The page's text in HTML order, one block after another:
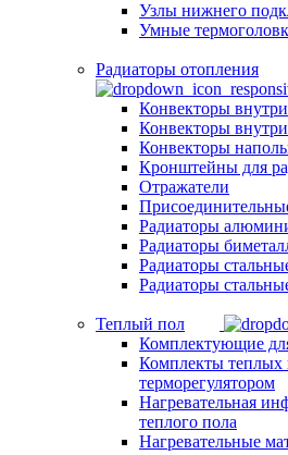
Узлы нижнего
Умные
Радиаторы отопления
Конвекторы
Конвекторы
Конвекторы
Кронштейны для
Отражатели
Радиаторы
Радиаторы
Радиаторы
Радиаторы
Теплый пол
Комплектующие
Комплекты теплых
терморегулятором
Нагревательная
теплого пола
Нагревательные